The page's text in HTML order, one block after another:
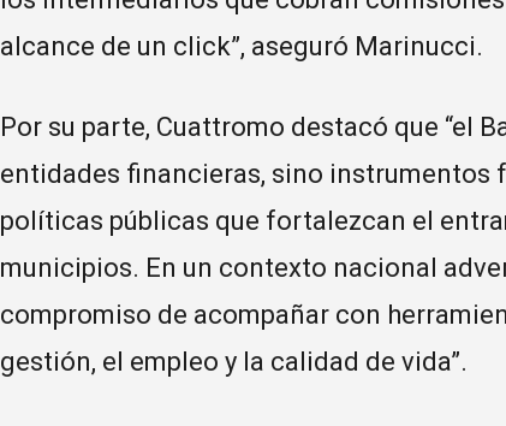
alcance de un click”, aseguró Marinucci.
Por su parte, Cuattromo destacó que “el
entidades financieras, sino instrumentos
políticas públicas que fortalezcan el
municipios. En un contexto nacional
compromiso de acompañar con
gestión, el empleo y la calidad de vida”.